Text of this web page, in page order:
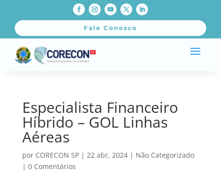
Fale Conosco
Especialista Financeiro
Híbrido – GOL Linhas
Aéreas
por CORECON SP| 22 abr, 2024| Não Categorizado
| 0 Comentários